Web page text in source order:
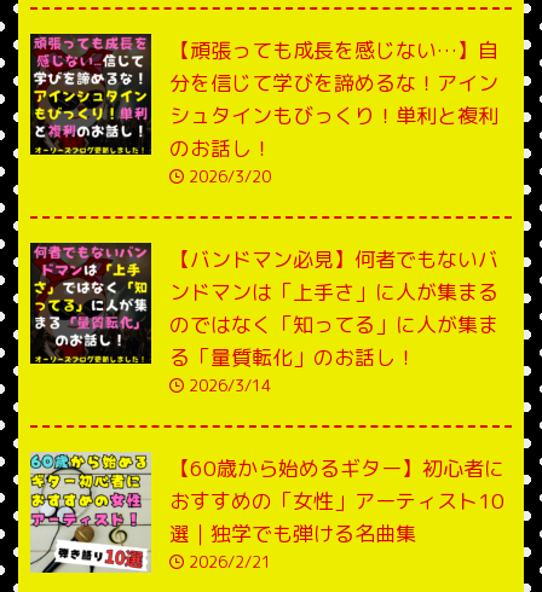
【頑張っても成長を感じない…】自
分を信じて学びを諦めるな！アイン
シュタインもびっくり！単利と複利
のお話し！
2026/3/20
【バンドマン必見】何者でもないバ
ンドマンは「上手さ」に人が集まる
のではなく「知ってる」に人が集ま
る「量質転化」のお話し！
2026/3/14
【60歳から始めるギター】初心者に
おすすめの「女性」アーティスト10
選｜独学でも弾ける名曲集
2026/2/21